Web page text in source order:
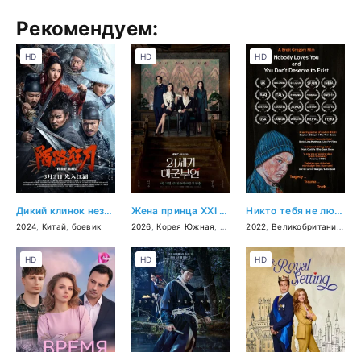
Рекомендуем:
Дикий клинок незнакомцев
2024 Китай боевик
HD
Жена принца XXI века
2026 ,Корея Южная мелодрама
HD
Никто тебя не любит, и ты не заслуживаешь права на жизнь
2022 Великобритания
HD
HD HD HD